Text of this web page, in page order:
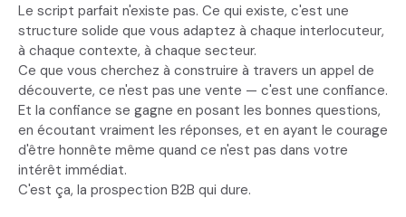
Le script parfait n'existe pas. Ce qui existe, c'est une
structure solide que vous adaptez à chaque interlocuteur,
à chaque contexte, à chaque secteur.
Ce que vous cherchez à construire à travers un appel de
découverte, ce n'est pas une vente — c'est une confiance.
Et la confiance se gagne en posant les bonnes questions,
en écoutant vraiment les réponses, et en ayant le courage
d'être honnête même quand ce n'est pas dans votre
intérêt immédiat.
C'est ça, la prospection B2B qui dure.